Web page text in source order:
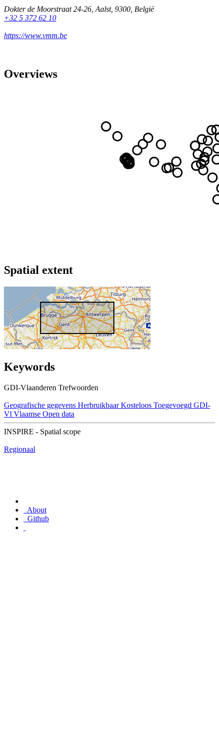
Dokter de Moorstraat 24-26 Aalst, 9300 België
+32 5 372 62 10
https://www.vmm.be
Overviews
Spatial extent
Keywords
GDI-Vlaanderen Trefwoorden
Geografische gegevens Herbruikbaar Kosteloos Toegevoegd GDI-
Vl Vlaamse Open data
INSPIRE - Spatial scope
Regionaal
About
Github